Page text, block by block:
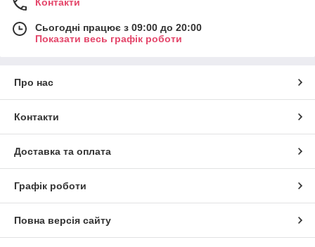
Сьогодні працює з 09:00 до 20:00
Показати весь графік роботи
Про нас
Контакти
Доставка та оплата
Графік роботи
Повна версія сайту